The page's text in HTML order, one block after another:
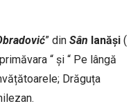
” din Sân Ianăși(
“ și “ Pe lângă
Drăguța